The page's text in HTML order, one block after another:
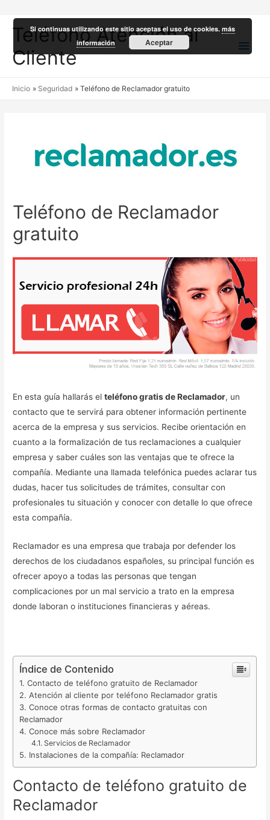
Teléfono Atención al
Cliente
Inicio Seguridad Teléfono de Reclamador gratuito
Teléfono de Reclamador
gratuito
En esta guía hallarás elteléfono gratis de Reclamador, un
contacto que te servirá para obtener información pertinente
acerca de la empresa y sus servicios. Recibe orientación en
cuanto a la formalización de tus reclamaciones a cualquier
empresa y saber cuáles son las ventajas que te ofrece la
compañía. Mediante una llamada telefónica puedes aclarar tus
dudas, hacer tus solicitudes de trámites, consultar con
profesionales tu situación y conocer con detalle lo que ofrece
esta compañía.
Reclamador es una empresa que trabaja por defender los
derechos de los ciudadanos españoles, su principal función es
ofrecer apoyo a todas las personas que tengan
complicaciones por un mal servicio a trato en la empresa
donde laboran o instituciones financieras y aéreas.
Índice de Contenido
Contacto de teléfono gratuito de Reclamador
Atención al cliente por teléfono Reclamador gratis
Conoce otras formas de contacto gratuitas con
Reclamador
Conoce más sobre Reclamador
Servicios de Reclamador
Instalaciones de la compañía: Reclamador
Contacto de teléfono gratuito de
Reclamador
Si continuas utilizando este sitio aceptas el uso de cookies.más
información
Aceptar